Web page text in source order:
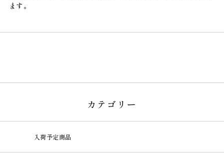
ます。
カテゴリー
入荷予定商品